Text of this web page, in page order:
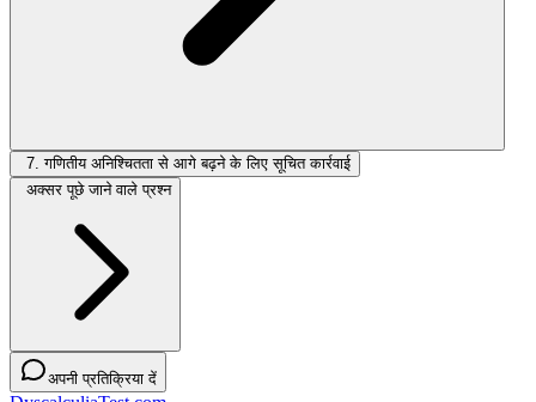
7. गणितीय अनिश्चितता से आगे बढ़ने के लिए सूचित कार्रवाई
अक्सर पूछे जाने वाले प्रश्न
अपनी प्रतिक्रिया दें